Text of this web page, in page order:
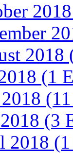
2018
(1
(3
2018